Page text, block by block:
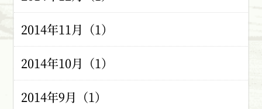
2014年11月（1）
2014年10月（1）
2014年9月（1）